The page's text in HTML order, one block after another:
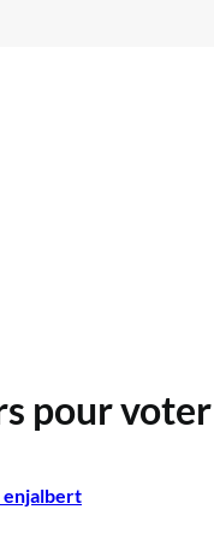
pour
enjalbert